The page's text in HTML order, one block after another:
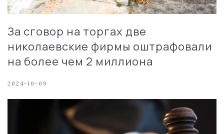
За сговор на торгах две
николаевские фирмы оштрафовали
на более чем 2 миллиона
2024-10-09